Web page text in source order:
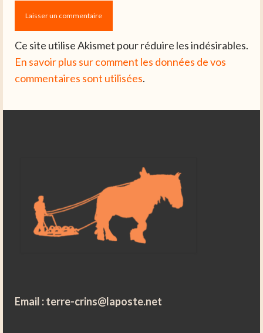
Ce site utilise Akismet pour réduire les indésirables.
En savoir plus sur comment les données de vos
commentaires sont utilisées.
Email :terre-crins@laposte.net